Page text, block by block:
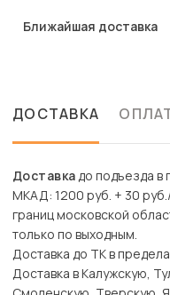
Ближайшая доставка
ДОСТАВКА
Доставкадо подъезда
МКАД: 1200 руб. + 30
границ московской
только по выходным.
Доставка до ТК в
Доставка в Калужскую,